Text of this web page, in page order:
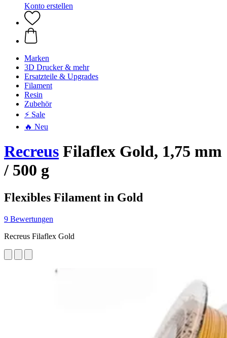
Konto erstellen
Marken
3D Drucker & mehr
Ersatzteile & Upgrades
Filament
Resin
Zubehör
⚡ Sale
🔥 Neu
Recreus Filaflex Gold, 1,75 mm
/ 500 g
Flexibles Filament in Gold
9 Bewertungen
Recreus Filaflex Gold